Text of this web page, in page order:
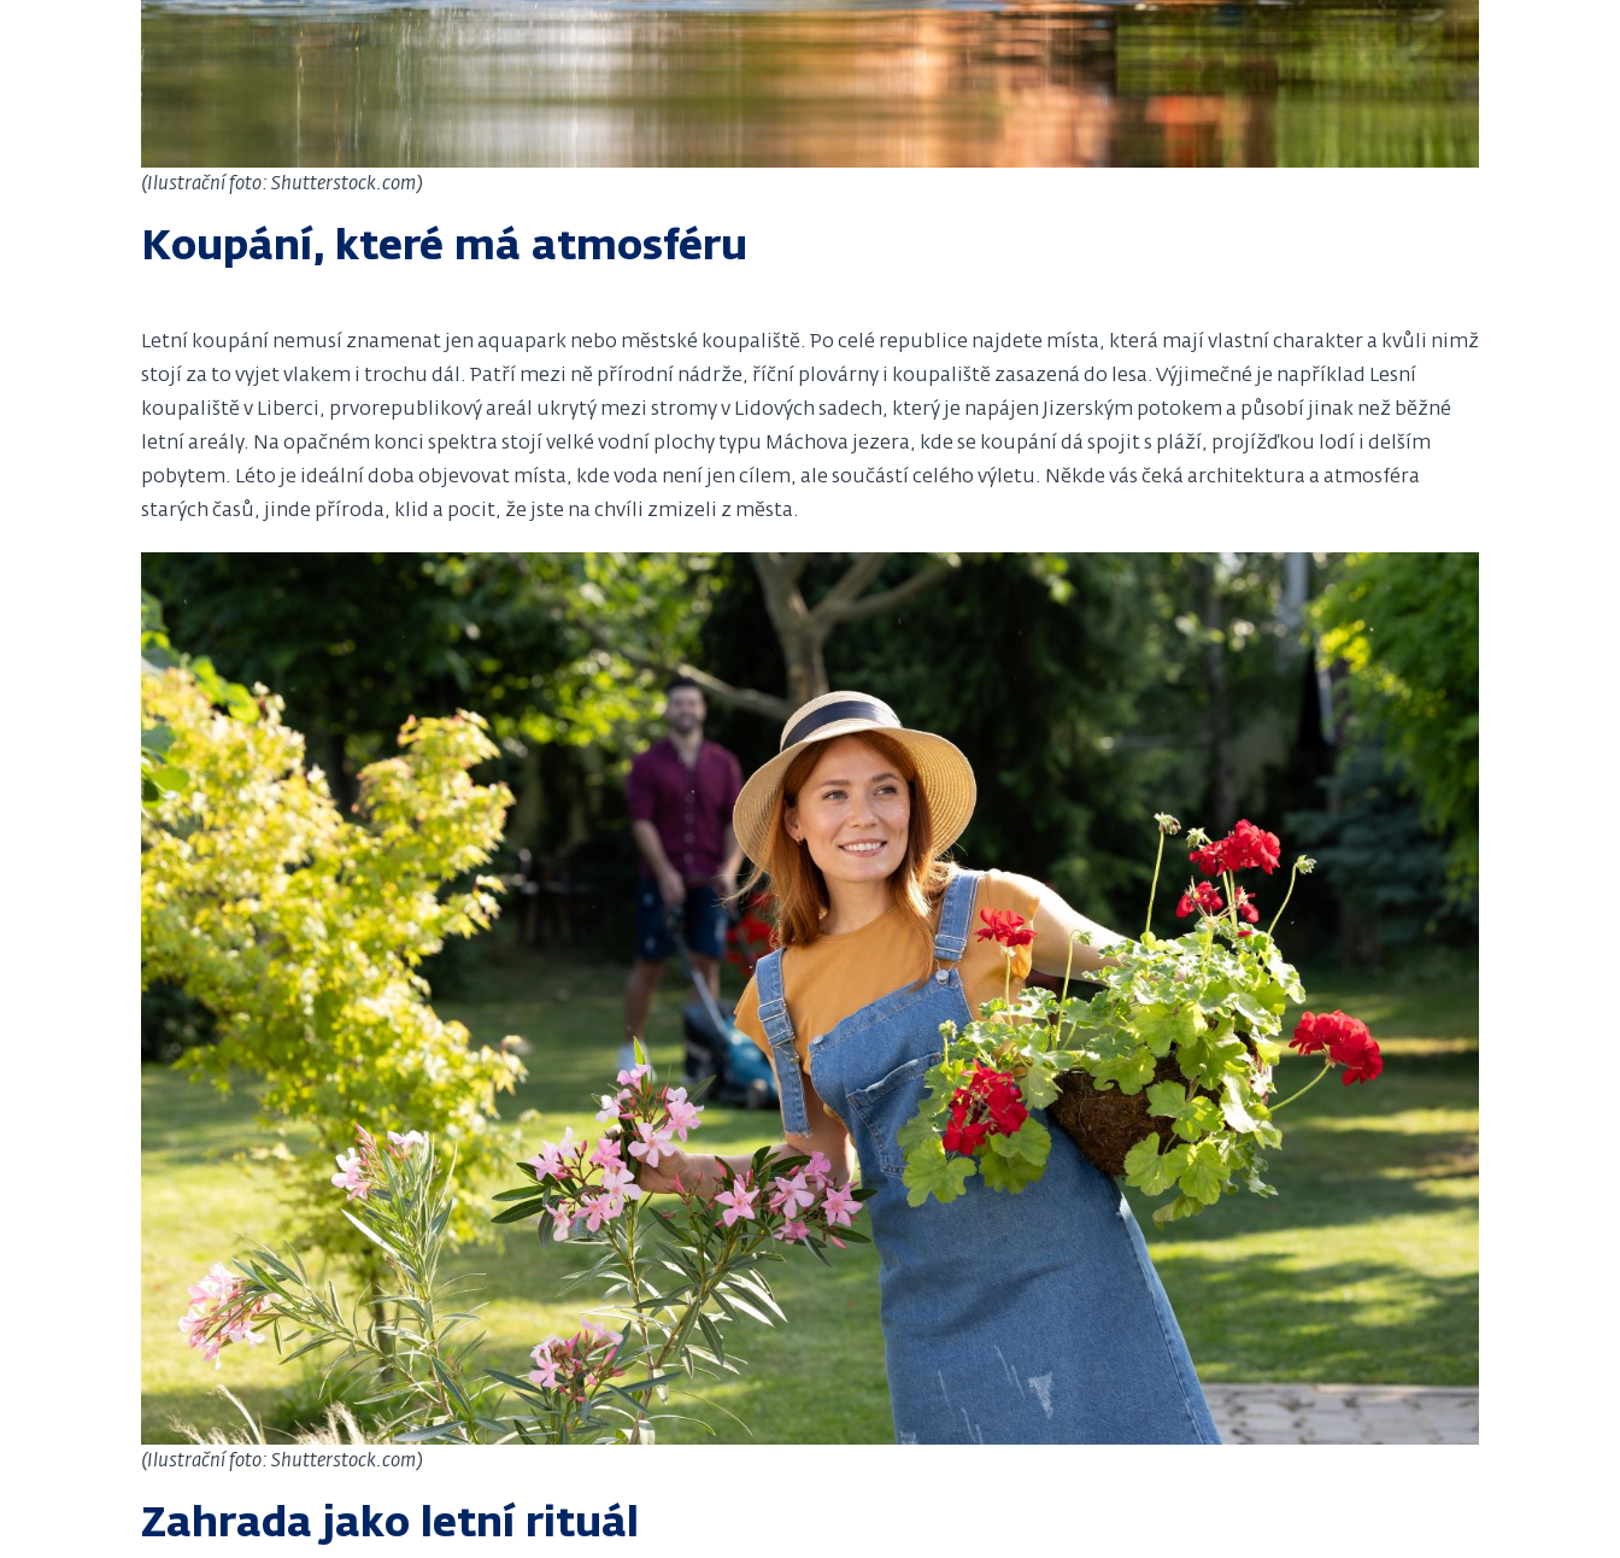
(Ilustrační foto: Shutterstock.com)
Koupání, které má atmosféru
Letní koupání nemusí znamenat jen aquapark nebo městské koupaliště. Po celé republice najdete místa, která mají vlastní charakter a kvůli nimž
stojí za to vyjet vlakem i trochu dál. Patří mezi ně přírodní nádrže, říční plovárny i koupaliště zasazená do lesa. Výjimečné je například Lesní
koupaliště v Liberci, prvorepublikový areál ukrytý mezi stromy v Lidových sadech, který je napájen Jizerským potokem a působí jinak než běžné
letní areály. Na opačném konci spektra stojí velké vodní plochy typu Máchova jezera, kde se koupání dá spojit s pláží, projížďkou lodí i delším
pobytem. Léto je ideální doba objevovat místa, kde voda není jen cílem, ale součástí celého výletu. Někde vás čeká architektura a atmosféra
starých časů, jinde příroda, klid a pocit, že jste na chvíli zmizeli z města.
(Ilustrační foto: Shutterstock.com)
Zahrada jako letní rituál